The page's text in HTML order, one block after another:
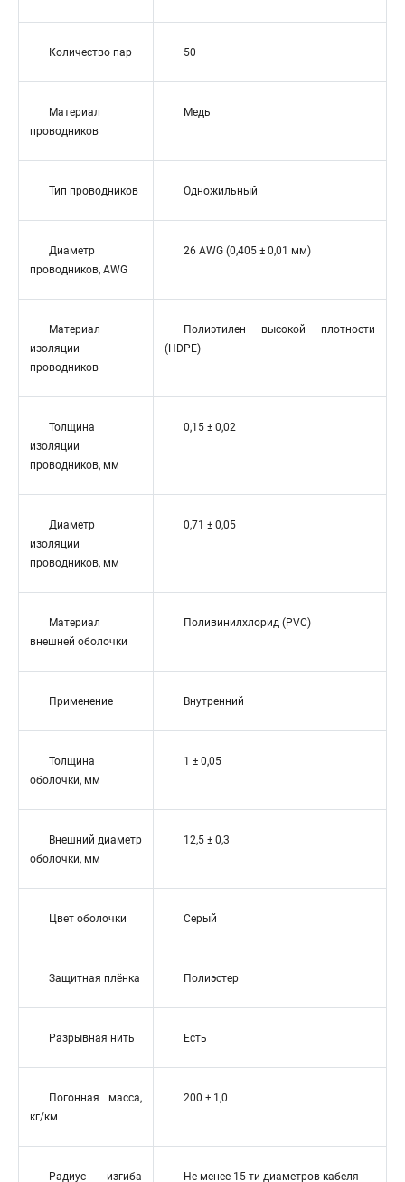
Количество пар 50
Материал
проводников
Медь
Тип проводников Одножильный
Диаметр
проводников, AWG
26 AWG (0,405 ± 0,01 мм)
Материал
изоляции
проводников
Полиэтилен высокой плотности
(HDPE)
Толщина
изоляции
проводников, мм
0,15 ± 0,02
Диаметр
изоляции
проводников, мм
0,71 ± 0,05
Материал
внешней оболочки
Поливинилхлорид (PVC)
Применение Внутренний
Толщина
оболочки, мм
1 ± 0,05
Внешний диаметр
оболочки, мм
12,5 ± 0,3
Цвет оболочки Серый
Защитная плёнка Полиэстер
Разрывная нить Есть
Погонная масса,
кг/км
200 ± 1,0
Радиус изгиба Не менее 15-ти диаметров кабеля